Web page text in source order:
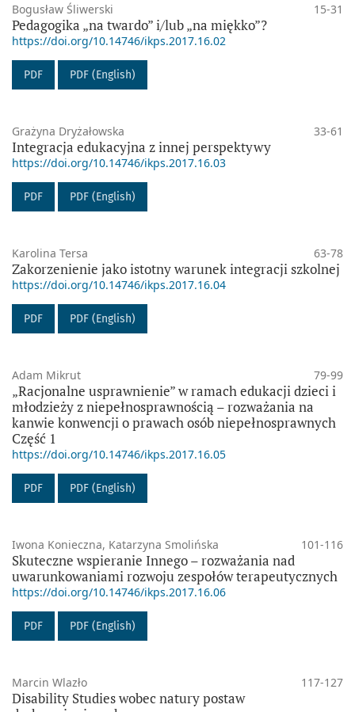
Bogusław Śliwerski 15-31
Pedagogika „na twardo” i/lub „na miękko”?
https://doi.org/10.14746/ikps.2017.16.02
PDF PDF (English)
Grażyna Dryżałowska 33-61
Integracja edukacyjna z innej perspektywy
https://doi.org/10.14746/ikps.2017.16.03
PDF PDF (English)
Karolina Tersa 63-78
Zakorzenienie jako istotny warunek integracji szkolnej
https://doi.org/10.14746/ikps.2017.16.04
PDF PDF (English)
Adam Mikrut 79-99
„Racjonalne usprawnienie” w ramach edukacji dzieci i
młodzieży z niepełnosprawnością – rozważania na
kanwie konwencji o prawach osób niepełnosprawnych
Część 1
https://doi.org/10.14746/ikps.2017.16.05
PDF PDF (English)
Iwona Konieczna, Katarzyna Smolińska 101-116
Skuteczne wspieranie Innego – rozważania nad
uwarunkowaniami rozwoju zespołów terapeutycznych
https://doi.org/10.14746/ikps.2017.16.06
PDF PDF (English)
Marcin Wlazło 117-127
Disability Studies wobec natury postaw